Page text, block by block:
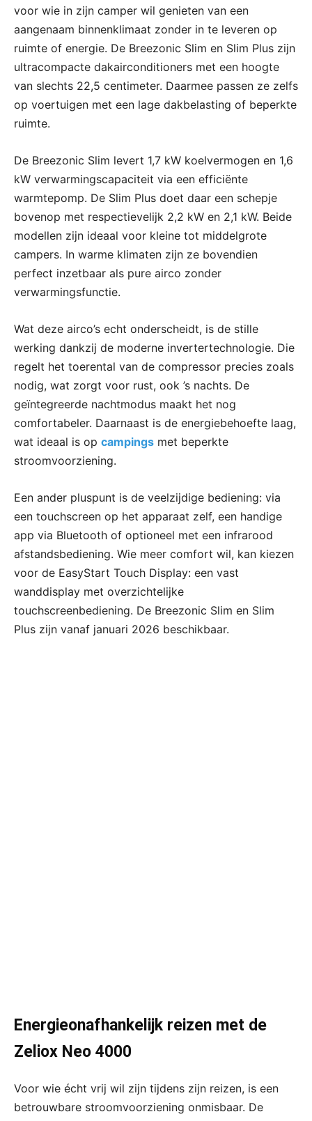
voor wie in zijn camper wil genieten van een
aangenaam binnenklimaat zonder in te leveren op
ruimte of energie. De Breezonic Slim en Slim Plus zijn
ultracompacte dakairconditioners met een hoogte
van slechts 22,5 centimeter. Daarmee passen ze zelfs
op voertuigen met een lage dakbelasting of beperkte
ruimte.
De Breezonic Slim levert 1,7 kW koelvermogen en 1,6
kW verwarmingscapaciteit via een efficiënte
warmtepomp. De Slim Plus doet daar een schepje
bovenop met respectievelijk 2,2 kW en 2,1 kW. Beide
modellen zijn ideaal voor kleine tot middelgrote
campers. In warme klimaten zijn ze bovendien
perfect inzetbaar als pure airco zonder
verwarmingsfunctie.
Wat deze airco’s echt onderscheidt, is de stille
werking dankzij de moderne invertertechnologie. Die
regelt het toerental van de compressor precies zoals
nodig, wat zorgt voor rust, ook ’s nachts. De
geïntegreerde nachtmodus maakt het nog
comfortabeler. Daarnaast is de energiebehoefte laag,
wat ideaal is op campings met beperkte
stroomvoorziening.
Een ander pluspunt is de veelzijdige bediening: via
een touchscreen op het apparaat zelf, een handige
app via Bluetooth of optioneel met een infrarood
afstandsbediening. Wie meer comfort wil, kan kiezen
voor de EasyStart Touch Display: een vast
wanddisplay met overzichtelijke
touchscreenbediening. De Breezonic Slim en Slim
Plus zijn vanaf januari 2026 beschikbaar.
Energieonafhankelijk reizen met de
Zeliox Neo 4000
Voor wie écht vrij wil zijn tijdens zijn reizen, is een
betrouwbare stroomvoorziening onmisbaar. De